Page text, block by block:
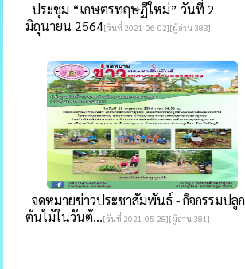
ประชุม “เกษตรทฤษฏีใหม่” วันที่ 2
มิถุนายน 2564[วันที่ 2021-06-02][ผู้อ่าน 383]
จดหมายข่าวประชาสัมพันธ์ - กิจกรรมปลูก
ต้นไม้ในวันต้...[วันที่ 2021-05-28][ผู้อ่าน 381]